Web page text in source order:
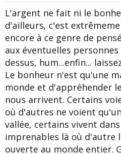
L'argent ne fait ni le
d'ailleurs, c'est
encore à ce genre de
aux éventuelles
dessus, hum...enfin...
Le bonheur n'est qu'une
monde et d'appréhender
nous arrivent. Certains
où d'autres ne voient
vallée, certains vivent
imprenables là où d'autre
ouverte au monde entier.